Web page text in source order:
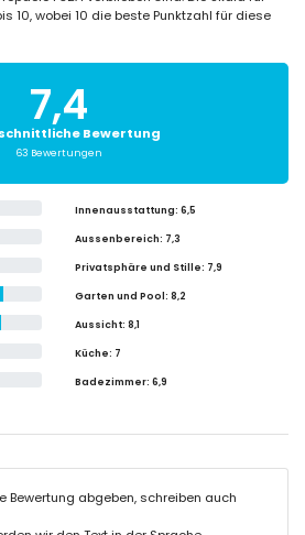
10, wobei 10 die beste Punktzahl für diese
7,4Bewertung
63 Bewertungen
Innenausstattung: 6,5
Aussenbereich: 7,3
Privatsphäre und Stille: 7,9
Garten und Pool: 8,2
Aussicht: 8,1
Küche: 7
Badezimmer: 6,9
Bewertung abgeben, schreiben auch